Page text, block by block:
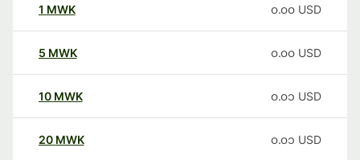
1 MWK ၀.၀၀ USD
5 MWK ၀.၀၀ USD
10 MWK ၀.၀၁ USD
20 MWK ၀.၀၁ USD